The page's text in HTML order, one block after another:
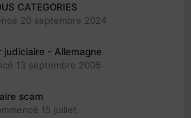
CATEGORIES
20 septembre 2024
- Allemagne
13 septembre 2005
scam
15 juillet